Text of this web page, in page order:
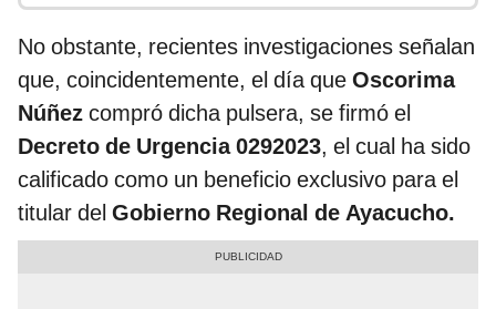
No obstante, recientes investigaciones señalan
que, coincidentemente, el día que Oscorima
Núñez compró dicha pulsera, se firmó el
Decreto de Urgencia 0292023, el cual ha sido
calificado como un beneficio exclusivo para el
titular del Gobierno Regional de Ayacucho.